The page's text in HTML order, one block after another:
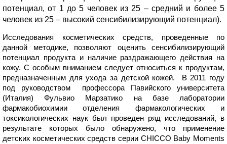
потенциал, от 1 до 5 человек из 25 – средний и более 5
человек из 25 – высокий сенсибилизирующий потенциал).
Исследования косметических средств, проведенные по
данной методике, позволяют оценить сенсибилизирующий
потенциал продукта и наличие раздражающего действия на
кожу. С особым вниманием следует относиться к продуктам,
предназначенным для ухода за детской кожей. В 2011 году
под руководством профессора Павийского университета
(Италия) Фульвио Марзатико на базе лаборатории
фармакобиохимии отделения фармакологических и
токсикологических наук был проведен ряд исследований, в
результате которых было обнаружено, что применение
детских косметических средств серии CHICCO Baby Moments